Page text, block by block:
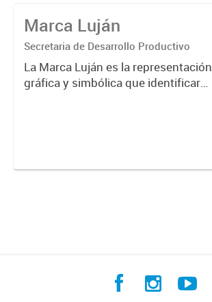
Marca Luján
Secretaria de Desarrollo Productivo
La Marca Luján es la representación
gráfica y simbólica que identificará